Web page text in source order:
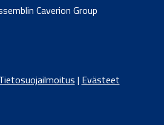
Caverion Group
|Evästeet